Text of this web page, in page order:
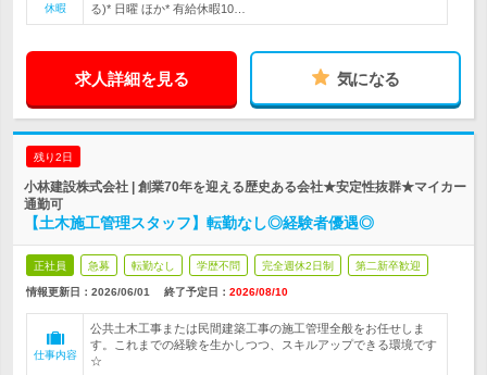
休暇
る)* 日曜 ほか* 有給休暇10…
求人詳細を見る 気になる
残り2日
小林建設株式会社 | 創業70年を迎える歴史ある会社★安定性抜群★マイカー
通勤可
【土木施工管理スタッフ】転勤なし◎経験者優遇◎
正社員 急募 転勤なし 学歴不問 完全週休2日制 第二新卒歓迎
情報更新日：2026/06/01 終了予定日： 2026/08/10
仕事内容
公共土木工事または民間建築工事の施工管理全般をお任せしま
す。これまでの経験を生かしつつ、スキルアップできる環境です
☆